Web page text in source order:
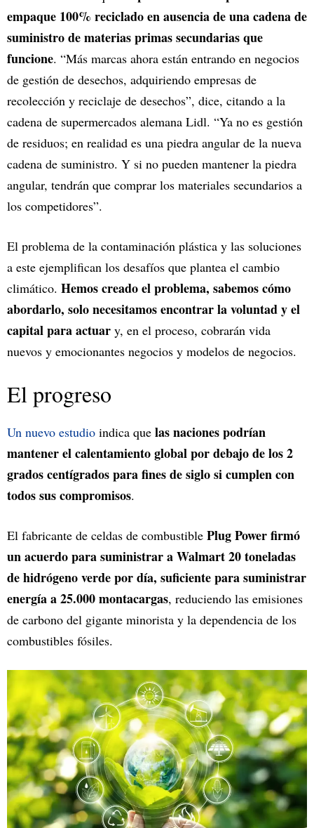
empaque 100% reciclado en ausencia de una cadena de
suministro de materias primas secundarias que
funcione. “Más marcas ahora están entrando en negocios
de gestión de desechos, adquiriendo empresas de
recolección y reciclaje de desechos”, dice, citando a la
cadena de supermercados alemana Lidl. “Ya no es gestión
de residuos; en realidad es una piedra angular de la nueva
cadena de suministro. Y si no pueden mantener la piedra
angular, tendrán que comprar los materiales secundarios a
los competidores”.
El problema de la contaminación plástica y las soluciones
a este ejemplifican los desafíos que plantea el cambio
climático. Hemos creado el problema, sabemos cómo
abordarlo, solo necesitamos encontrar la voluntad y el
capital para actuar y, en el proceso, cobrarán vida
nuevos y emocionantes negocios y modelos de negocios.
El progreso
Un nuevo estudio indica que las naciones podrían
mantener el calentamiento global por debajo de los 2
grados centígrados para fines de siglo si cumplen con
todos sus compromisos.
El fabricante de celdas de combustible Plug Power firmó
un acuerdo para suministrar a Walmart 20 toneladas
de hidrógeno verde por día, suficiente para suministrar
energía a 25.000 montacargas, reduciendo las emisiones
de carbono del gigante minorista y la dependencia de los
combustibles fósiles.